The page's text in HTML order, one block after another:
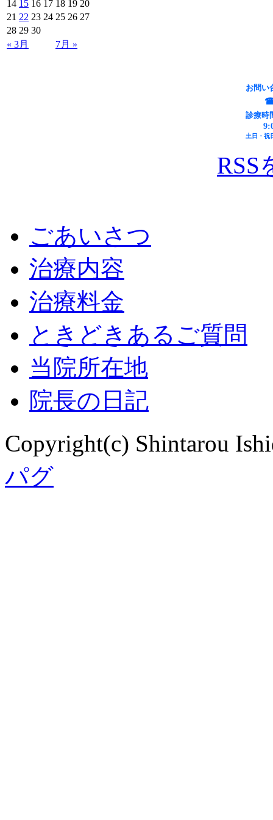
« 3月 7月 »
14 15 16 17 18 19 20
21 22 23 24 25 26 27
28 29 30
お問い
☎
診療時
土日・祝
RSS
ごあいさつ
治療内容
治療料金
ときどきあるご質問
当院所在地
院長の日記
Copyright(c) Shintarou
パグ